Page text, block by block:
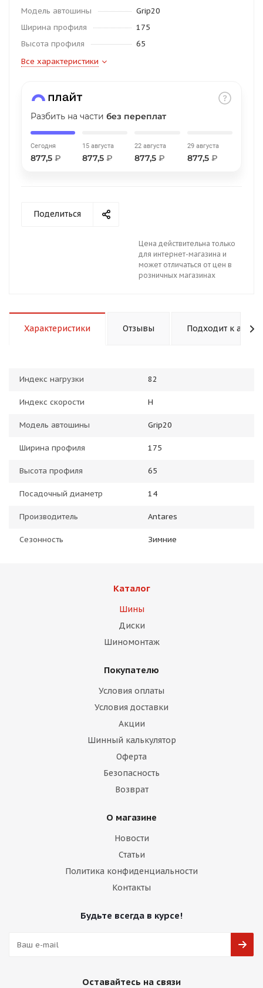
Модель автошины
Grip20
Ширина профиля
175
Высота профиля
65
Все характеристики
Разбить на части без переплат
Сегодня
877,5 ₽
15 августа
877,5 ₽
22 августа
877,5 ₽
29 августа
877,5 ₽
Поделиться
Цена действительна только
для интернет-магазина и
может отличаться от цен в
розничных магазинах
Характеристики Отзывы Подходит к авто
Индекс нагрузки 82
Индекс скорости H
Модель автошины Grip20
Ширина профиля 175
Высота профиля 65
Посадочный диаметр 14
Производитель Antares
Сезонность Зимние
Каталог
Шины
Диски
Шиномонтаж
Покупателю
Условия оплаты
Условия доставки
Акции
Шинный калькулятор
Оферта
Безопасность
Возврат
О магазине
Новости
Статьи
Политика конфиденциальности
Контакты
Будьте всегда в курсе!
Оставайтесь на связи
Остались вопросы?
8 800 302-02-51
plait.ru